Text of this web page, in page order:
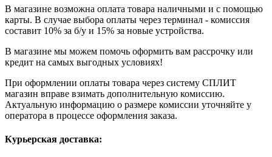
В магазине возможна оплата товара наличными и с помощью
карты. В случае выбора оплаты через терминал - комиссия
составит 10% за б/у и 15% за новые устройства.
В магазине мы можем помочь оформить вам рассрочку или
кредит на самых выгодных условиях!
При оформлении оплаты товара через систему СПЛИТ
магазин вправе взимать дополнительную комиссию.
Актуальную информацию о размере комиссии уточняйте у
оператора в процессе оформления заказа.
Курьерская доставка: